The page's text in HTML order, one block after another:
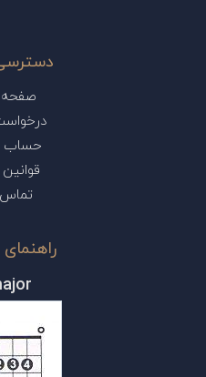
صفحه
حساب
تماس